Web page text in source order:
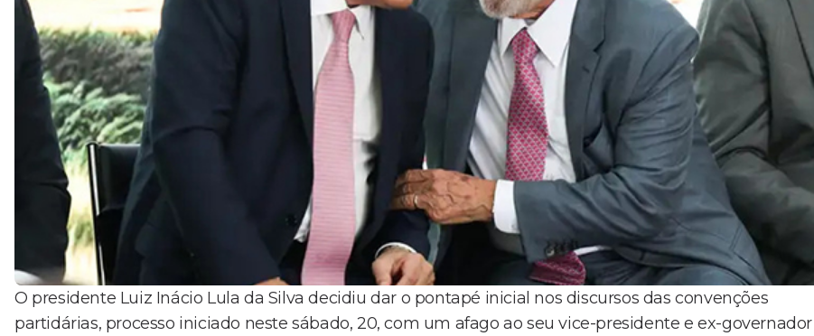
O presidente Luiz Inácio Lula da Silva decidiu dar o pontapé inicial nos discursos das convenções
partidárias, processo iniciado neste sábado, 20, com um afago ao seu vice-presidente e ex-governador